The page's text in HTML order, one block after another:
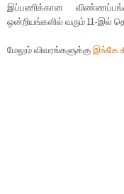
இப்பணிக்கான
ஒன்றியங்களில் வரும் 11-இல்
மேலும் விவரங்களுக்குஇங்கே